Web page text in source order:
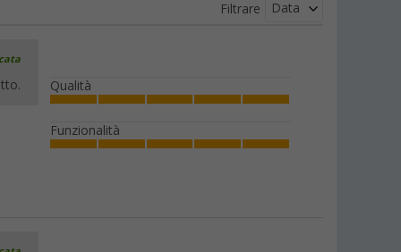
Filtrare Data
Qualità
Funzionalità